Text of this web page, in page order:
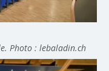
Photo : lebaladin.ch